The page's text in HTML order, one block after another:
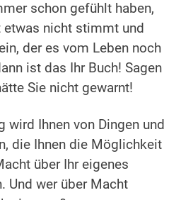
schon gefühlt haben,
nicht stimmt und
der es vom Leben noch
ist das Ihr Buch! Sagen
Sie nicht gewarnt!
wird Ihnen von Dingen und
die Ihnen die Möglichkeit
über Ihr eigenes
Und wer über Macht